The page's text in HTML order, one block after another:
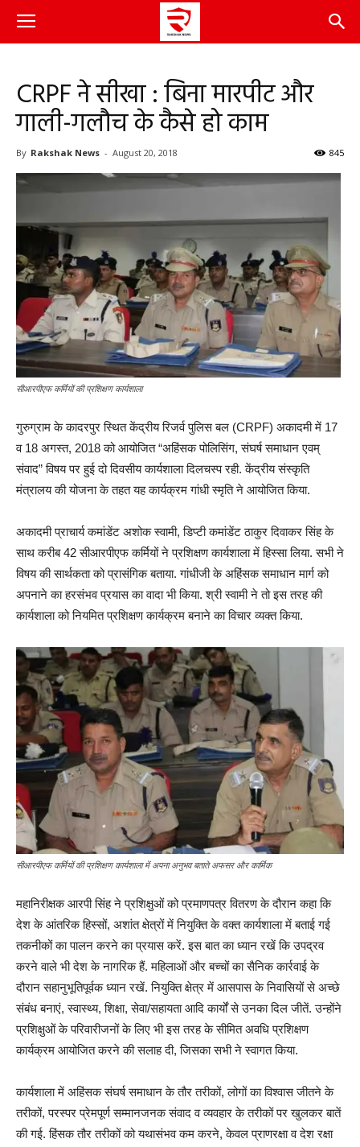
CRPF ने सीखा : बिना मारपीट और
गाली-गलौच के कैसे हो काम
By Rakshak News - August 20, 2018 845
सीआरपीएफ कर्मियों की प्रशिक्षण कार्यशाला
गुरुग्राम के कादरपुर स्थित केंद्रीय रिजर्व पुलिस बल (CRPF) अकादमी में 17
व 18 अगस्त, 2018 को आयोजित “अहिंसक पोलिसिंग, संघर्ष समाधान एवम्
संवाद” विषय पर हुई दो दिवसीय कार्यशाला दिलचस्प रही. केंद्रीय संस्कृति
मंत्रालय की योजना के तहत यह कार्यक्रम गांधी स्मृति ने आयोजित किया.
अकादमी प्राचार्य कमांडेंट अशोक स्वामी, डिप्टी कमांडेंट ठाकुर दिवाकर सिंह के
साथ करीब 42 सीआरपीएफ कर्मियों ने प्रशिक्षण कार्यशाला में हिस्सा लिया. सभी ने
विषय की सार्थकता को प्रासंगिक बताया. गांधीजी के अहिंसक समाधान मार्ग को
अपनाने का हरसंभव प्रयास का वादा भी किया. श्री स्वामी ने तो इस तरह की
कार्यशाला को नियमित प्रशिक्षण कार्यक्रम बनाने का विचार व्यक्त किया.
सीआरपीएफ कर्मियों की प्रशिक्षण कार्यशाला में अपना अनुभव बताते अफसर और कार्मिक
महानिरीक्षक आरपी सिंह ने प्रशिक्षुओं को प्रमाणपत्र वितरण के दौरान कहा कि
देश के आंतरिक हिस्सों, अशांत क्षेत्रों में नियुक्ति के वक्त कार्यशाला में बताई गई
तकनीकों का पालन करने का प्रयास करें. इस बात का ध्यान रखें कि उपद्रव
करने वाले भी देश के नागरिक हैं. महिलाओं और बच्चों का सैनिक कार्रवाई के
दौरान सहानुभूतिपूर्वक ध्यान रखें. नियुक्ति क्षेत्र में आसपास के निवासियों से अच्छे
संबंध बनाएं, स्वास्थ्य, शिक्षा, सेवा/सहायता आदि कार्यों से उनका दिल जीतें. उन्होंने
प्रशिक्षुओं के परिवारीजनों के लिए भी इस तरह के सीमित अवधि प्रशिक्षण
कार्यक्रम आयोजित करने की सलाह दी, जिसका सभी ने स्वागत किया.
कार्यशाला में अहिंसक संघर्ष समाधान के तौर तरीकों, लोगों का विश्वास जीतने के
तरीकों, परस्पर प्रेमपूर्ण सम्मानजनक संवाद व व्यवहार के तरीकों पर खुलकर बातें
की गई. हिंसक तौर तरीकों को यथासंभव कम करने, केवल प्राणरक्षा व देश रक्षा